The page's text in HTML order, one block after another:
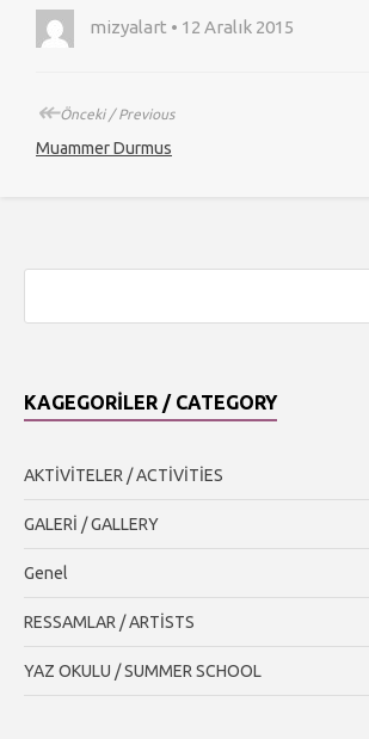
mizyalart • 12 Aralık 2015
↞Önceki / Previous
Muammer Durmus
KAGEGORILER / CATEGORY
AKTİVİTELER / ACTİVİTİES
GALERİ / GALLERY
Genel
RESSAMLAR / ARTİSTS
YAZ OKULU / SUMMER SCHOOL